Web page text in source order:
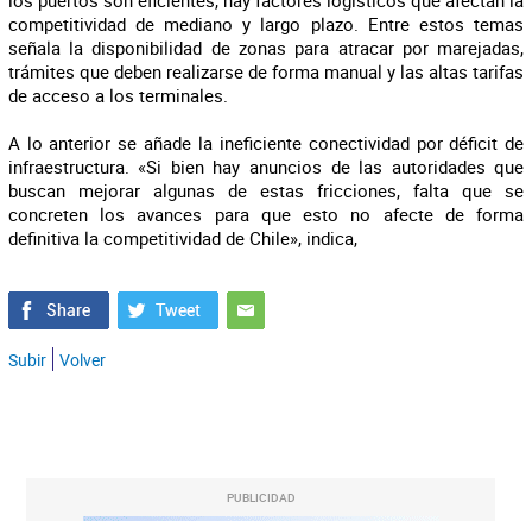
competitividad de mediano y largo plazo. Entre estos temas
señala la disponibilidad de zonas para atracar por marejadas,
trámites que deben realizarse de forma manual y las altas tarifas
de acceso a los terminales.
A lo anterior se añade la ineficiente conectividad por déficit de
infraestructura. «Si bien hay anuncios de las autoridades que
buscan mejorar algunas de estas fricciones, falta que se
concreten los avances para que esto no afecte de forma
definitiva la competitividad de Chile», indica,
Subir Volver
PUBLICIDAD